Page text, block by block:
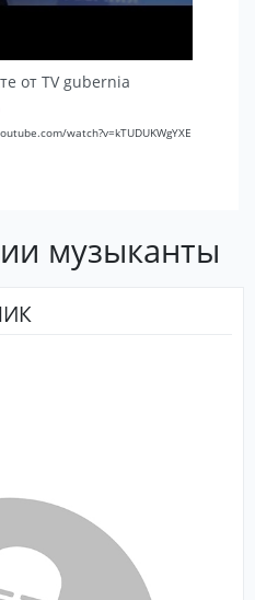
от TV gubernia
watch?v=kTUDUKWgYXE
музыканты